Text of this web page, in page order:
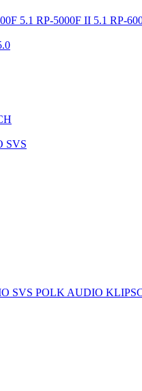
5.1 RP-5000F II 5.1 RP-
SVS
SVS POLK AUDIO